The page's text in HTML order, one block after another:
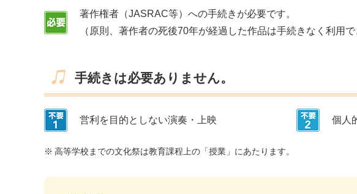
著作権者（JASRAC等）への手続きが必要です。
（原則、著作者の死後70年が経過した作品は手続きなく利用で
手続きは必要ありません。
営利を目的としない演奏・上映 個人
※ 高等学校までの文化祭は教育課程上の「授業」にあたります。